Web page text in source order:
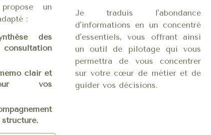
un
:
des
clair et
vos
Je traduis l'abondance
d'informations en un concentré
d'essentiels, vous offrant ainsi
un outil de pilotage qui vous
permettra de vous concentrer
sur votre cœur de métier et de
guider vos décisions.